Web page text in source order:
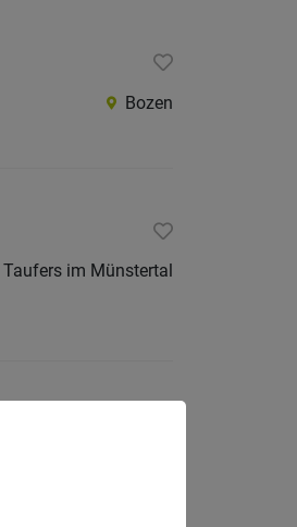
Bozen
Taufers im Münstertal